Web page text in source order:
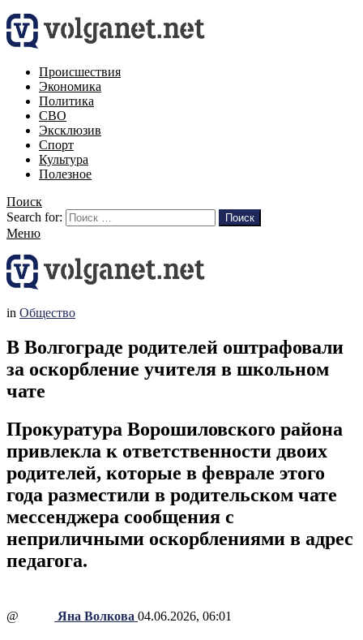
Происшествия
Экономика
Политика
СВО
Эксклюзив
Спорт
Культура
Полезное
Поиск
Search for:
Поиск
Меню
in Общество
В Волгограде родителей оштрафовали
за оскорбление учителя в школьном
чате
Прокуратура Ворошиловского района
привлекла к ответственности двоих
родителей, которые в феврале этого
года разместили в родительском чате
мессенджера сообщения с
неприличными оскорблениями в адрес
педагога.
@ Яна Волкова 04.06.2026, 06:01